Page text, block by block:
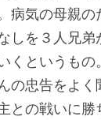
病気の母親
しを３人兄
くというも
の忠告をよ
との戦いに